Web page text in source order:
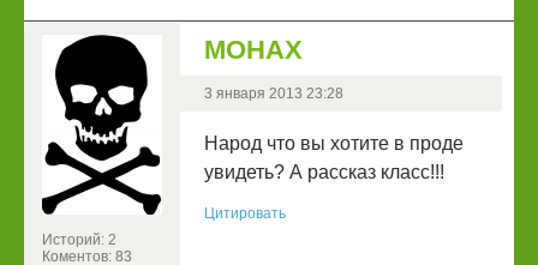
Историй: 2
Коментов: 83
МОНАХ
3 января 2013 23:28
Народ что вы хотите в проде
увидеть? А рассказ класс!!!
Цитировать